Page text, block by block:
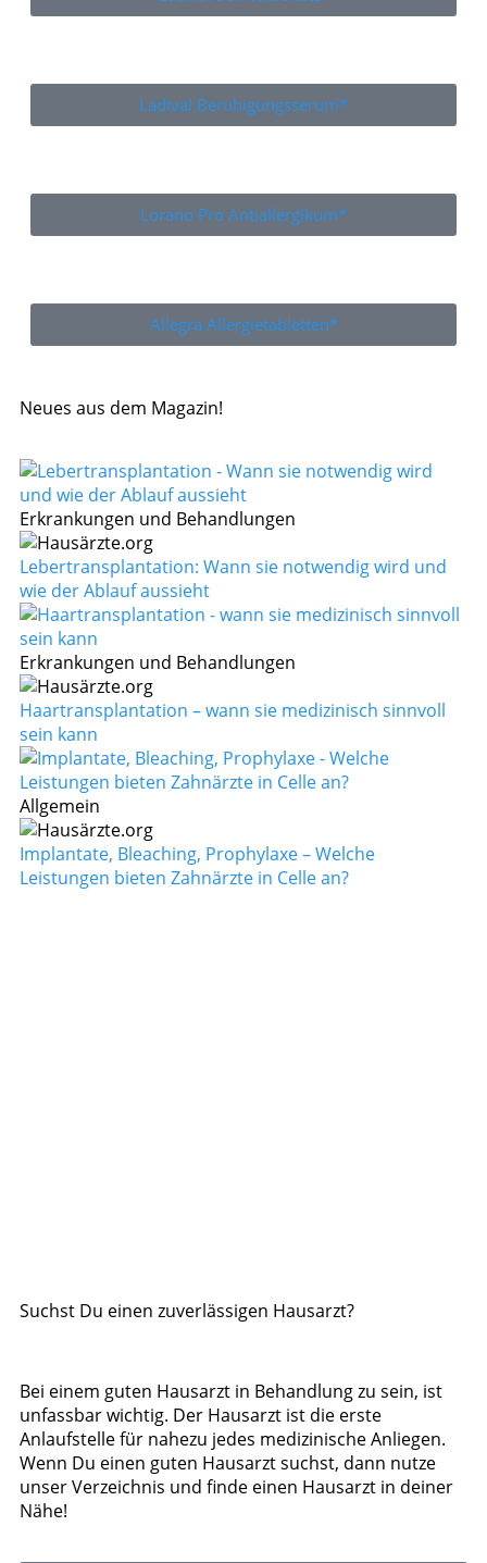
Ladival Beruhigungsserum*
Lorano Pro Antiallergikum*
Allegra Allergietabletten*
Neues aus dem Magazin!
Erkrankungen und Behandlungen
Lebertransplantation: Wann sie notwendig wird und
wie der Ablauf aussieht
Erkrankungen und Behandlungen
Haartransplantation – wann sie medizinisch sinnvoll
sein kann
Allgemein
Implantate, Bleaching, Prophylaxe – Welche
Leistungen bieten Zahnärzte in Celle an?
Suchst Du einen zuverlässigen Hausarzt?
Bei einem guten Hausarzt in Behandlung zu sein, ist
unfassbar wichtig. Der Hausarzt ist die erste
Anlaufstelle für nahezu jedes medizinische Anliegen.
Wenn Du einen guten Hausarzt suchst, dann nutze
unser Verzeichnis und finde einen Hausarzt in deiner
Nähe!